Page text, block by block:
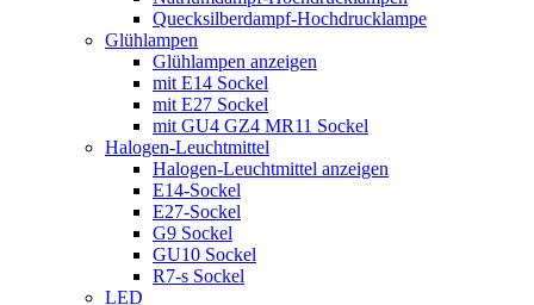
Quecksilberdampf-Hochdrucklampe
Glühlampen
Glühlampen anzeigen
mit E14 Sockel
mit E27 Sockel
mit GU4 GZ4 MR11 Sockel
Halogen-Leuchtmittel
Halogen-Leuchtmittel anzeigen
E14-Sockel
E27-Sockel
G9 Sockel
GU10 Sockel
R7-s Sockel
LED